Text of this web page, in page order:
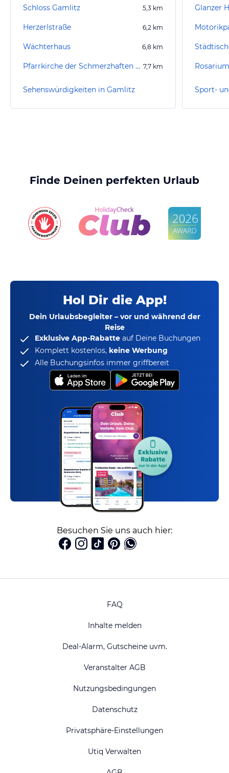
Schloss Gamlitz 5,3 km
Herzerlstraße 6,2 km
Wächterhaus 6,8 km
Pfarrkirche der Schmerzhaften Muttergottes 7,7 km
Sehenswürdigkeiten in Gamlitz
Glanzer
Rosarium
Sport-
Finde Deinen perfekten Urlaub
Hol Dir die App!
Dein Urlaubsbegleiter – vor und während der
Reise
Exklusive App-Rabatte auf Deine Buchungen
Komplett kostenlos, keine Werbung
Alle Buchungsinfos immer griffbereit
Besuchen Sie uns auch hier:
FAQ
Inhalte melden
Deal-Alarm, Gutscheine uvm.
Veranstalter AGB
Nutzungsbedingungen
Datenschutz
Privatsphäre-Einstellungen
Utiq Verwalten